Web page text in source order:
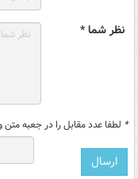
نظر شما *
* لطفا عدد مقابل را در جعبه متن